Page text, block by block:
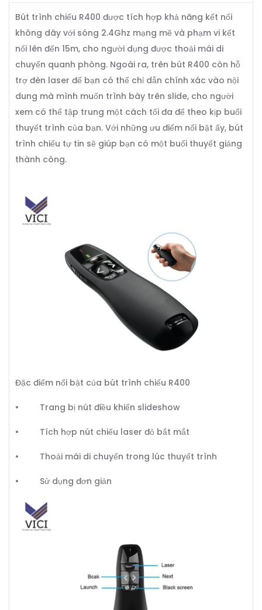
Bút trình chiếu R400 được tích hợp khả năng kết nối
không dây với sóng 2.4Ghz mạng mẽ và phạm vi kết
nối lên đến 15m, cho người dụng được thoải mái di
chuyển quanh phòng. Ngoài ra, trên bút R400 còn hỗ
trợ đèn laser để bạn có thể chỉ dẫn chính xác vào nội
dung mà mình muốn trình bày trên slide, cho người
xem có thể tập trung một cách tối đa để theo kịp buổi
thuyết trình của bạn. Với những ưu điểm nổi bật ấy, bút
trình chiếu tự tin sẽ giúp bạn có một buổi thuyết giảng
thành công.
Đặc điểm nổi bật của bút trình chiếu R400
• Trang bị nút điều khiển slideshow
• Tích hợp nút chiếu laser đỏ bắt mắt
• Thoải mái di chuyển trong lúc thuyết trình
• Sử dụng đơn giản